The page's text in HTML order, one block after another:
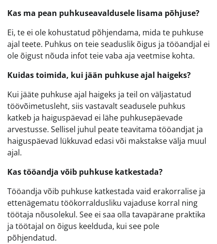
Kas ma pean puhkuseavaldusele lisama põhjuse?
Ei, te ei ole kohustatud põhjendama, mida te puhkuse
ajal teete. Puhkus on teie seaduslik õigus ja tööandjal ei
ole õigust nõuda infot teie vaba aja veetmise kohta.
Kuidas toimida, kui jään puhkuse ajal haigeks?
Kui jääte puhkuse ajal haigeks ja teil on väljastatud
töövõimetusleht, siis vastavalt seadusele puhkus
katkeb ja haiguspäevad ei lähe puhkusepäevade
arvestusse. Sellisel juhul peate teavitama tööandjat ja
haiguspäevad lükkuvad edasi või makstakse välja muul
ajal.
Kas tööandja võib puhkuse katkestada?
Tööandja võib puhkuse katkestada vaid erakorralise ja
ettenägematu töökorraldusliku vajaduse korral ning
töötaja nõusolekul. See ei saa olla tavapärane praktika
ja töötajal on õigus keelduda, kui see pole
põhjendatud.